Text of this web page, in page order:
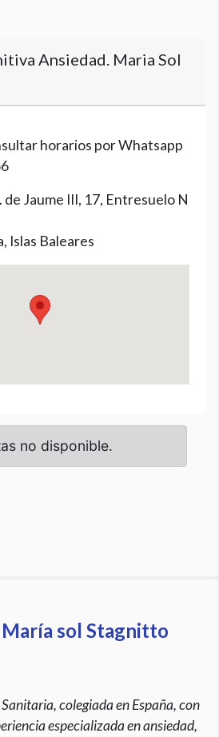
Ansiedad. Maria Sol
horarios por Whatsapp
de Jaume III, 17, Entresuelo N
Islas Baleares
sol Stagnitto
colegiada en España, con
especializada en ansiedad,